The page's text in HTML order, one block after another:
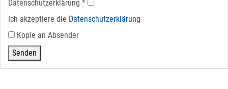
Datenschutz­erklärung *
Ich akzeptiere die Datenschutz­erklärung
Kopie an Absender